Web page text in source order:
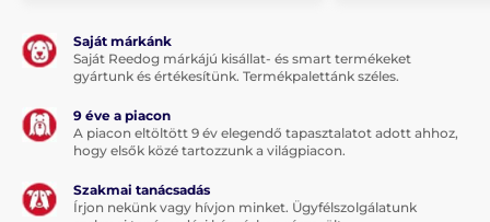
Saját márkánk
Saját Reedog márkájú kisállat- és smart termékeket
gyártunk és értékesítünk. Termékpalettánk széles.
9 éve a piacon
A piacon eltöltött 9 év elegendő tapasztalatot adott ahhoz,
hogy elsők közé tartozzunk a világpiacon.
Szakmai tanácsadás
Írjon nekünk vagy hívjon minket. Ügyfélszolgálatunk